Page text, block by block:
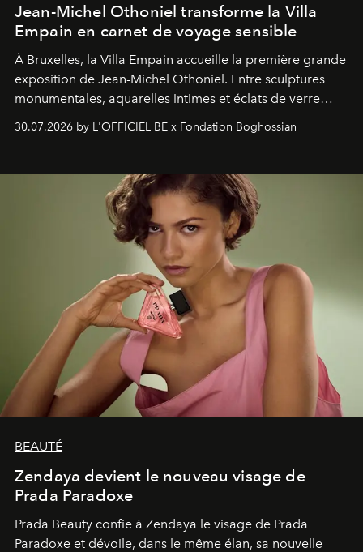
Jean-Michel Othoniel transforme la Villa
Empain en carnet de voyage sensible
À Bruxelles, la Villa Empain accueille la première grande
exposition de Jean-Michel Othoniel. Entre sculptures
monumentales, aquarelles intimes et éclats de verre
soufflé, l’artiste français compose un itinéraire
émotionnel où chaque œuvre devient le souvenir
émerveillement.
30.07.2026 by L'OFFICIEL BE x Fondation Boghossian
BEAUTÉ
Zendaya devient le nouveau visage de
Prada Paradoxe
Prada Beauty confie à Zendaya le visage de Prada
Paradoxe et dévoile, dans le même élan, sa nouvelle